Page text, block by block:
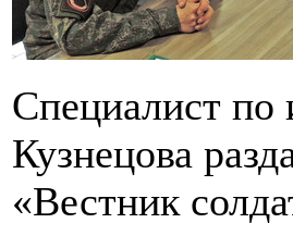
Специалист по
Кузнецова
«Вестник